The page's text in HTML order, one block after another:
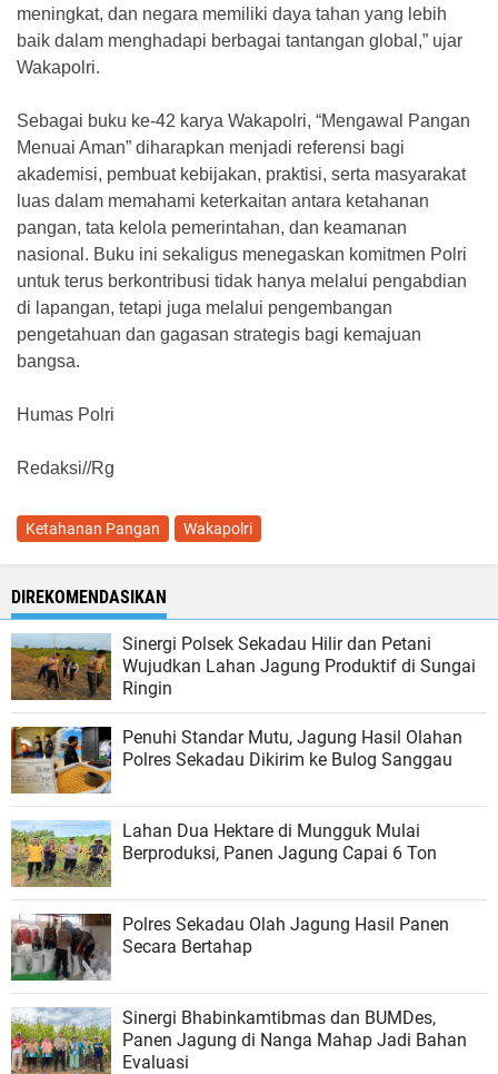
meningkat, dan negara memiliki daya tahan yang lebih
baik dalam menghadapi berbagai tantangan global,” ujar
Wakapolri.
Sebagai buku ke-42 karya Wakapolri, “Mengawal Pangan
Menuai Aman” diharapkan menjadi referensi bagi
akademisi, pembuat kebijakan, praktisi, serta masyarakat
luas dalam memahami keterkaitan antara ketahanan
pangan, tata kelola pemerintahan, dan keamanan
nasional. Buku ini sekaligus menegaskan komitmen Polri
untuk terus berkontribusi tidak hanya melalui pengabdian
di lapangan, tetapi juga melalui pengembangan
pengetahuan dan gagasan strategis bagi kemajuan
bangsa.
Humas Polri
Redaksi//Rg
Ketahanan Pangan Wakapolri
DIREKOMENDASIKAN
Sinergi Polsek Sekadau Hilir dan Petani
Wujudkan Lahan Jagung Produktif di Sungai
Ringin
Penuhi Standar Mutu, Jagung Hasil Olahan
Polres Sekadau Dikirim ke Bulog Sanggau
Lahan Dua Hektare di Mungguk Mulai
Berproduksi, Panen Jagung Capai 6 Ton
Polres Sekadau Olah Jagung Hasil Panen
Secara Bertahap
Sinergi Bhabinkamtibmas dan BUMDes,
Panen Jagung di Nanga Mahap Jadi Bahan
Evaluasi